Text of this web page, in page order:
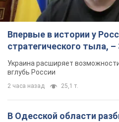
Впервые в истории у
стратегического тыла, –
Украина расширяет
вглубь России
2 часа назад 25,1 т.
В Одесской области